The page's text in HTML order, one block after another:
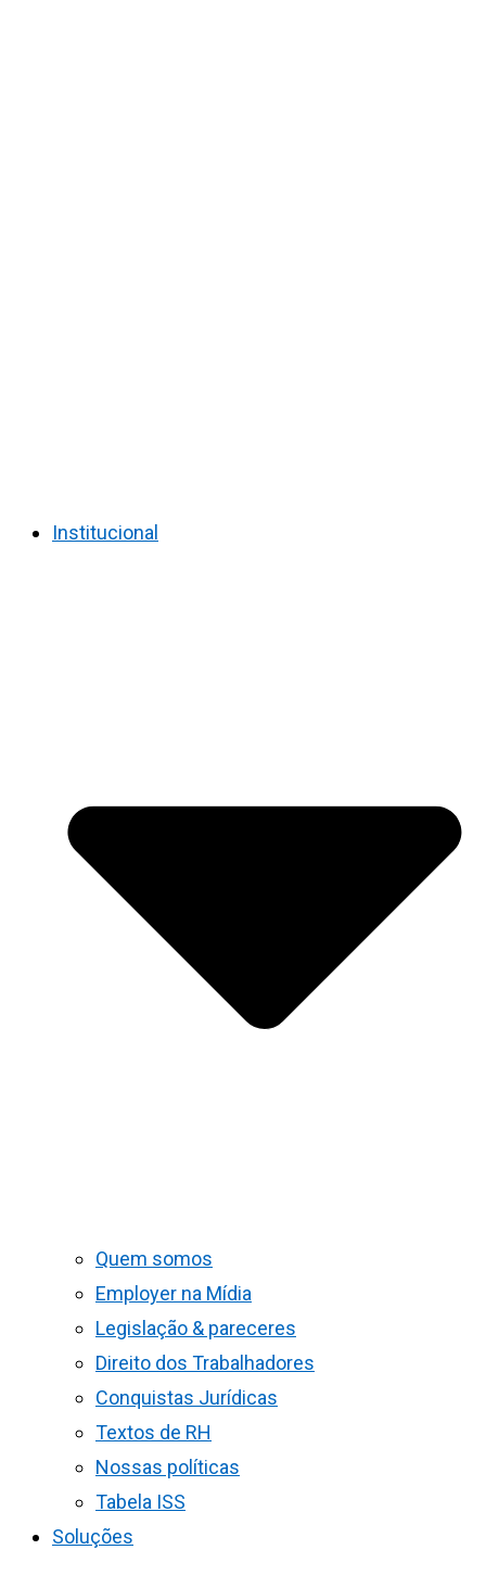
Institucional
Quem somos
Employer na Mídia
Legislação & pareceres
Direito dos Trabalhadores
Conquistas Jurídicas
Textos de RH
Nossas políticas
Tabela ISS
Soluções